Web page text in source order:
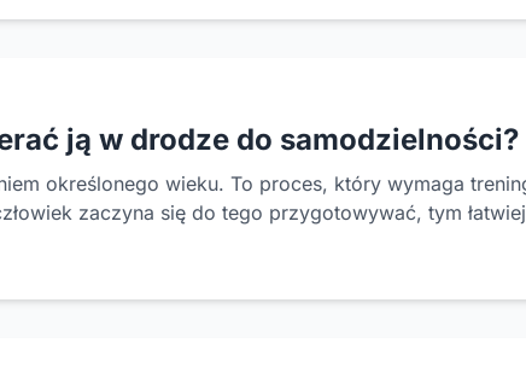
ją w drodze do samodzielności?
określonego wieku. To proces, który wymaga
zaczyna się do tego przygotowywać, tym